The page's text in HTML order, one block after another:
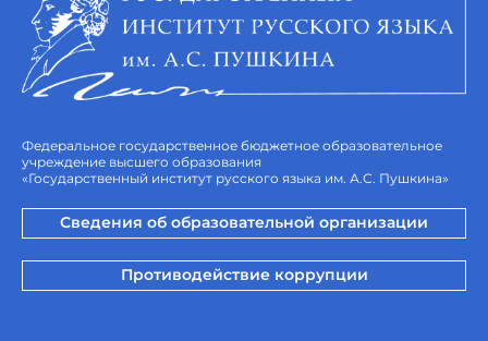
Федеральное государственное бюджетное образовательное
учреждение высшего образования
«Государственный институт русского языка им. А.С. Пушкина»
Сведения об образовательной организации
Противодействие коррупции